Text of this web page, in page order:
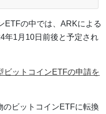
ETFの中では、ARKによる
年1月10日前後と予定され
ビットコインETFの申請を
のビットコインETFに転換